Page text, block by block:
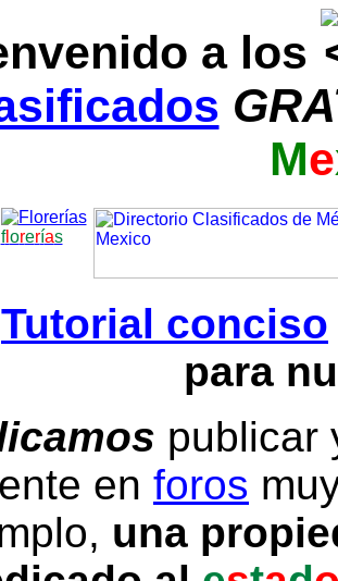
a los
Me
florerías
Tutorial conciso
para
publicar
en foros
una